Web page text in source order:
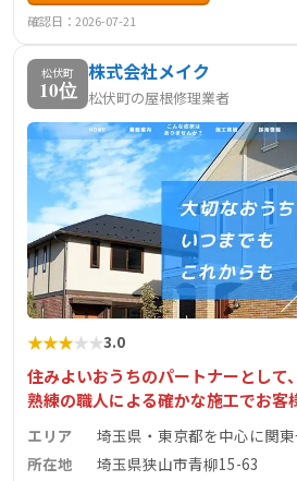
を実現し、最長15年保証で定期点検
確認日：2026-07-21
松伏町
10位
株式会社メイク
松伏町の屋根修理業者
★★★★★3.0
住みよいおうちのパートナーとして
熟練の職人による確かな施工でお客
エリア
埼玉県・東京都を中心に関
所在地
埼玉県狭山市青柳15-63